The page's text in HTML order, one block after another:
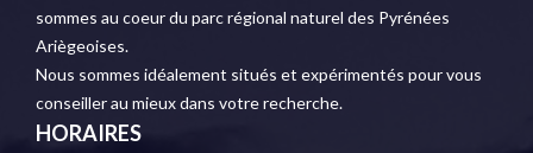
sommes au coeur du parc régional naturel des Pyrénées
Ariègeoises.
Nous sommes idéalement situés et expérimentés pour vous
conseiller au mieux dans votre recherche.
HORAIRES